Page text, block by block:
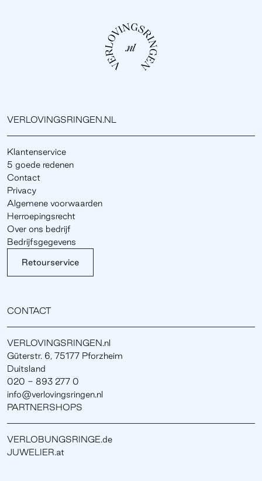
VERLOVINGSRINGEN.NL
Klantenservice
5 goede redenen
Contact
Privacy
Algemene voorwaarden
Herroepingsrecht
Over ons bedrijf
Bedrijfsgegevens
Retourservice
CONTACT
VERLOVINGSRINGEN.nl
Güterstr. 6, 75177 Pforzheim
Duitsland
020 - 893 277 0
info@verlovingsringen.nl
PARTNERSHOPS
VERLOBUNGSRINGE.de
JUWELIER.at